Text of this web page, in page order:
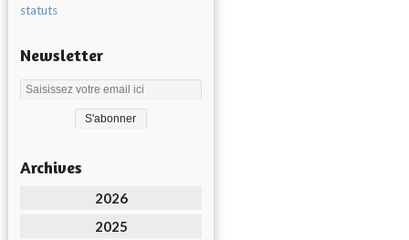
statuts
Newsletter
Archives
2026
2025